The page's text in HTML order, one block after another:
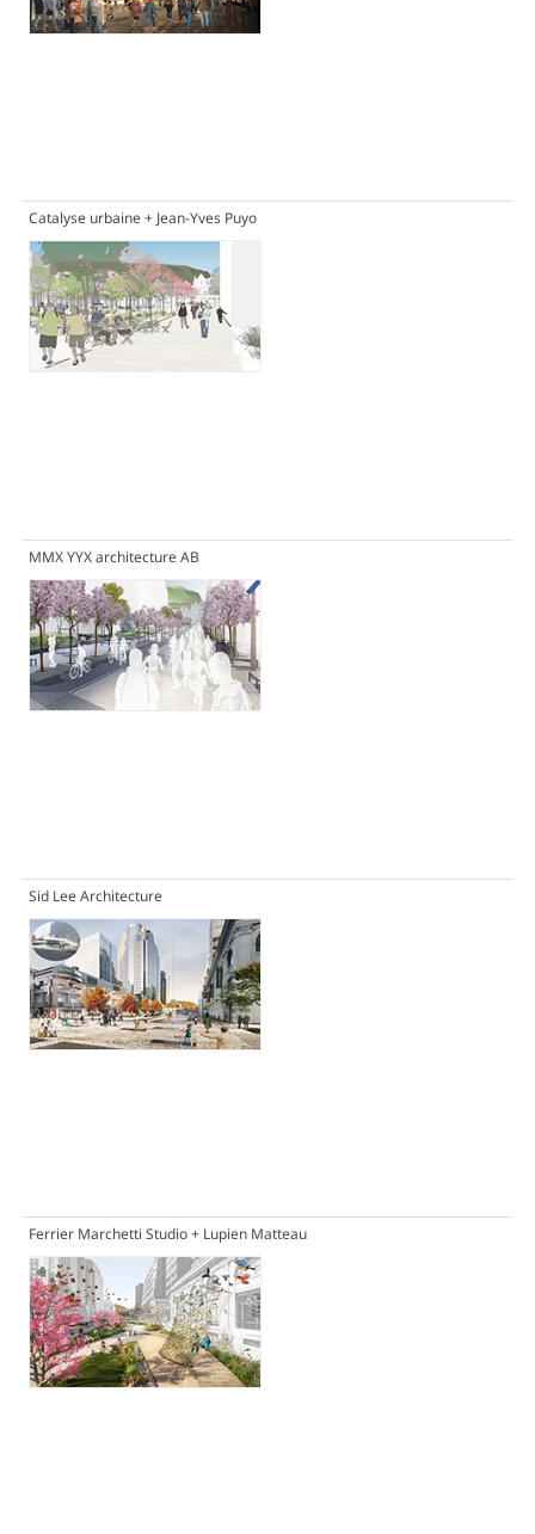
Catalyse urbaine + Jean-Yves Puyo
MMX YYX architecture AB
Sid Lee Architecture
Ferrier Marchetti Studio + Lupien Matteau